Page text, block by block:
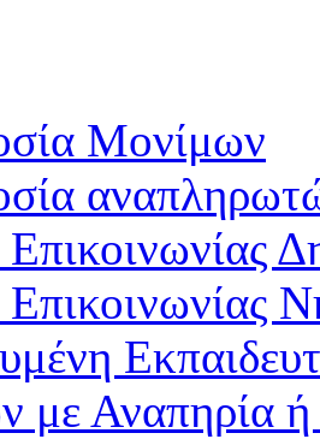
Μονίμων
Επικοινωνίας
Επικοινωνίας
Αναπηρία ή /